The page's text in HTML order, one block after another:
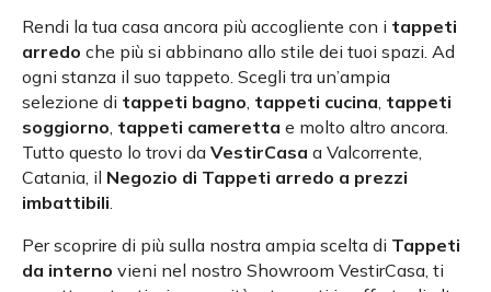
Rendi la tua casa ancora più accogliente con i tappeti
arredo che più si abbinano allo stile dei tuoi spazi. Ad
ogni stanza il suo tappeto. Scegli tra un’ampia
selezione di tappeti bagno, tappeti cucina, tappeti
soggiorno, tappeti cameretta e molto altro ancora.
Tutto questo lo trovi da VestirCasa a Valcorrente,
Catania, il Negozio di Tappeti arredo a prezzi
imbattibili.
Per scoprire di più sulla nostra ampia scelta di Tappeti
da interno vieni nel nostro Showroom VestirCasa, ti